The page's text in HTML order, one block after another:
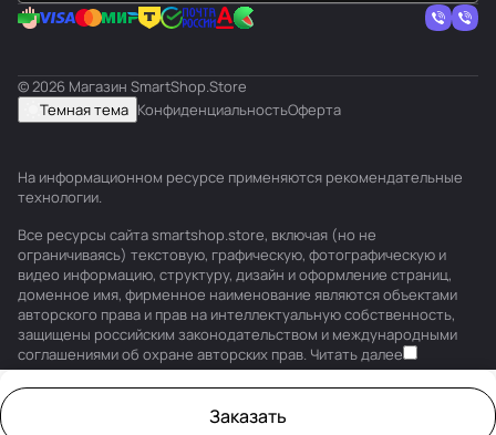
Заказать
© 2026 Магазин SmartShop.Store
Темная тема КонфиденциальностьОферта
На информационном ресурсе применяются рекомендательные
технологии.
Все ресурсы сайта smartshop.store, включая (но не
ограничиваясь) текстовую, графическую, фотографическую и
видео информацию, структуру, дизайн и оформление страниц,
доменное имя, фирменное наименование являются объектами
авторского права и прав на интеллектуальную собственность,
защищены российским законодательством и международными
соглашениями об охране авторских прав. Читать далее